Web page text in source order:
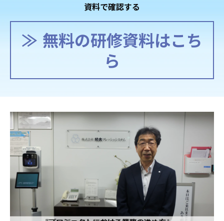
資料で確認する
無料の研修資料はこち
ら